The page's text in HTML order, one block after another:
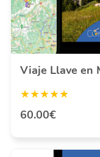
Viaje Llave en
★★★★★
60.00€